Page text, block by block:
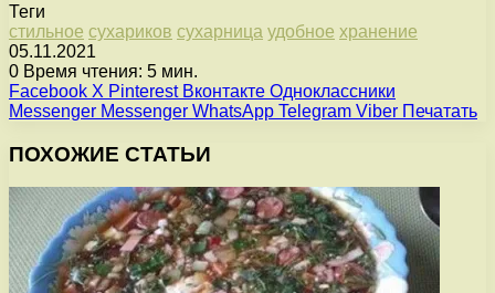
Теги
стильное сухариков сухарница удобное хранение
05.11.2021
0 Время чтения: 5 мин.
Facebook X Pinterest Вконтакте Одноклассники
Messenger Messenger WhatsApp Telegram Viber Печатать
ПОХОЖИЕ СТАТЬИ